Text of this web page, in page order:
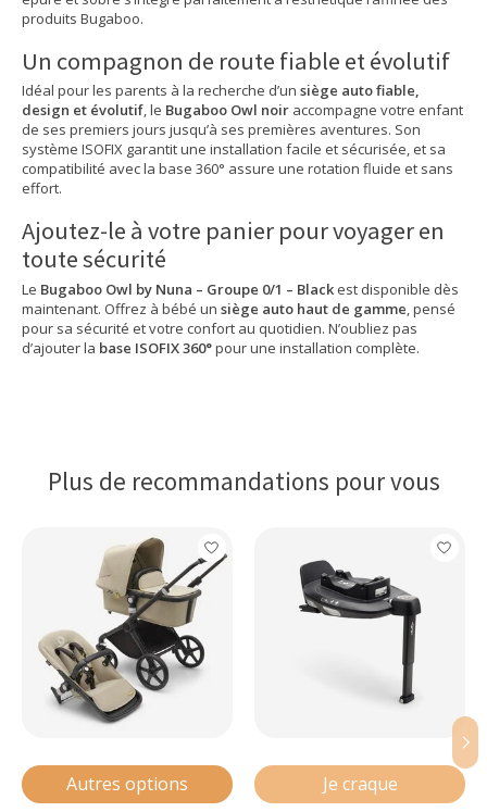
produits Bugaboo.
Un compagnon de route fiable et évolutif
Idéal pour les parents à la recherche d’un siège auto fiable,
design et évolutif, le Bugaboo Owl noir accompagne votre enfant
de ses premiers jours jusqu’à ses premières aventures. Son
système ISOFIX garantit une installation facile et sécurisée, et sa
compatibilité avec la base 360° assure une rotation fluide et sans
effort.
Ajoutez-le à votre panier pour voyager en
toute sécurité
Le Bugaboo Owl by Nuna – Groupe 0/1 – Black est disponible dès
maintenant. Offrez à bébé un siège auto haut de gamme, pensé
pour sa sécurité et votre confort au quotidien. N’oubliez pas
d’ajouter la base ISOFIX 360°pour une installation complète.
Plus de recommandations pour vous
Articles du carrousel de produits
Autres options
Je craque